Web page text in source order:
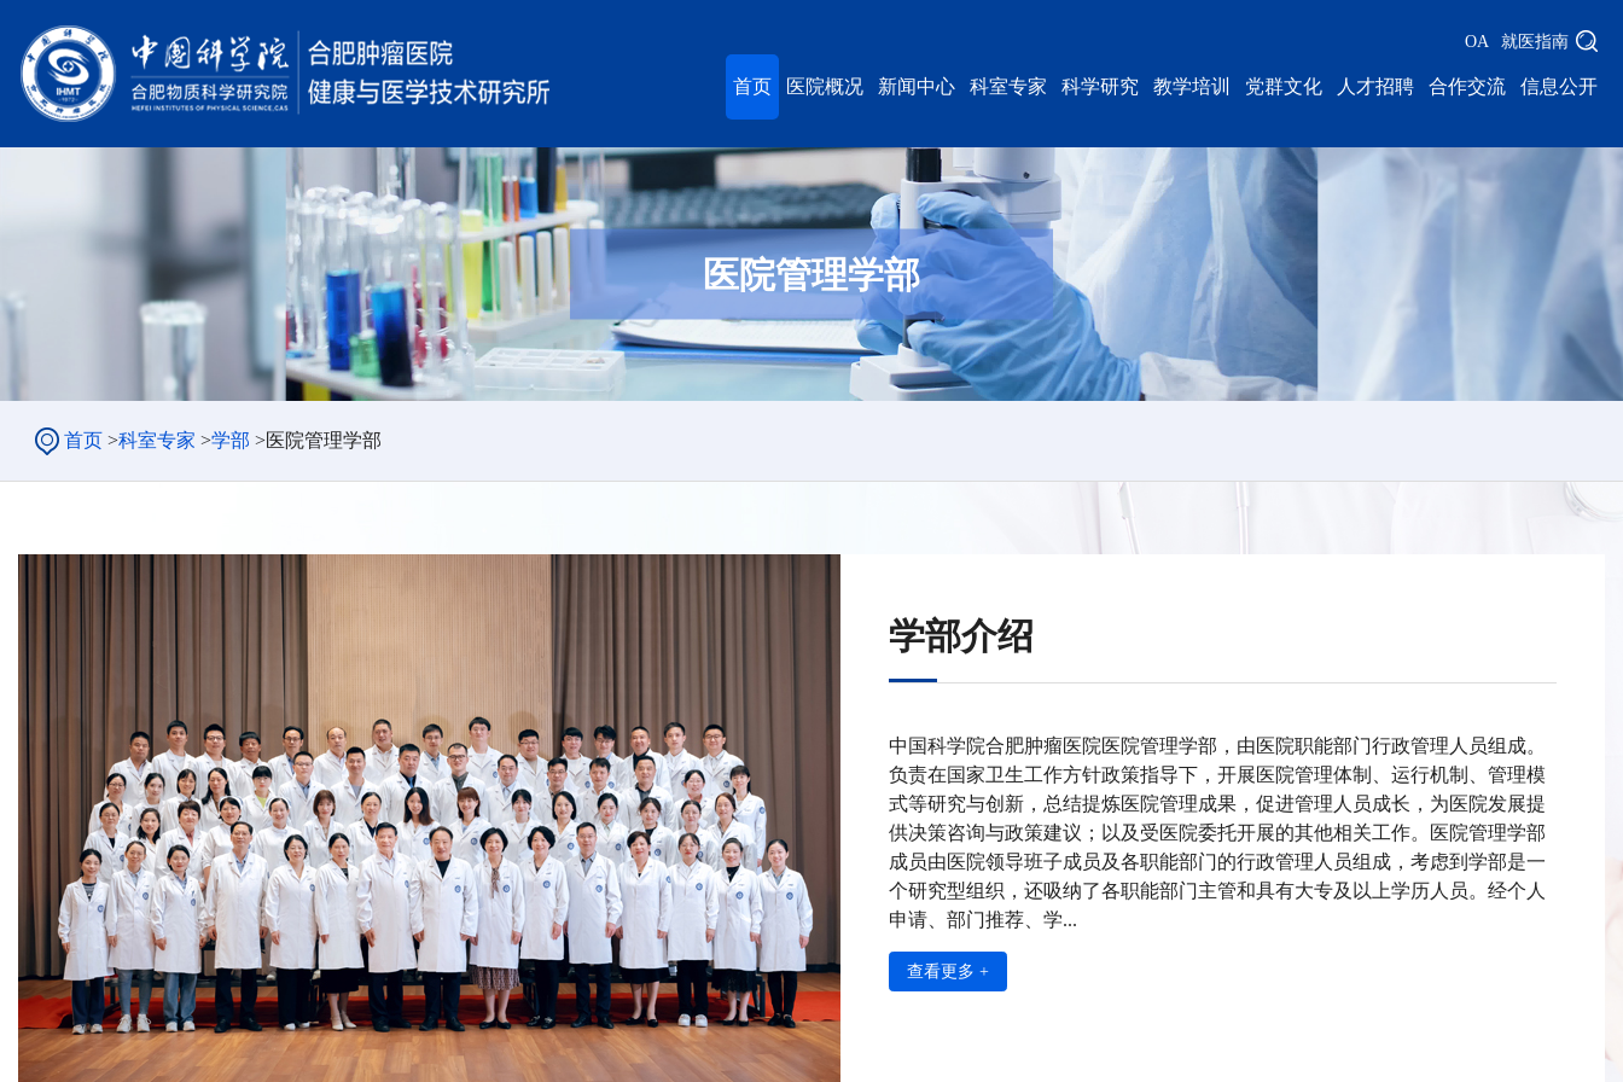
OA 就医指南
首页 医院概况 新闻中心 科室专家 科学研究 教学培训 党群文化 人才招聘 合作交流 信息公开
医院管理学部
首页 >科室专家 >学部 >医院管理学部
学部介绍
中国科学院合肥肿瘤医院医院管理学部，由医院职能部门行政管理人员组成。
负责在国家卫生工作方针政策指导下，开展医院管理体制、运行机制、管理模
式等研究与创新，总结提炼医院管理成果，促进管理人员成长，为医院发展提
供决策咨询与政策建议；以及受医院委托开展的其他相关工作。医院管理学部
成员由医院领导班子成员及各职能部门的行政管理人员组成，考虑到学部是一
个研究型组织，还吸纳了各职能部门主管和具有大专及以上学历人员。经个人
申请、部门推荐、学...
查看更多 +